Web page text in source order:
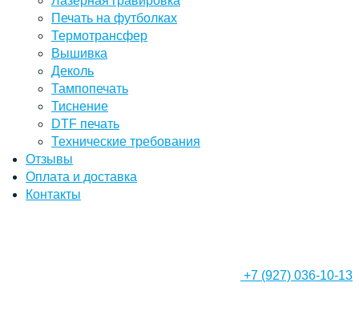
Печать на футболках
Термотрансфер
Вышивка
Деколь
Тампопечать
Тиснение
DTF печать
Технические требования
Отзывы
Оплата и доставка
Контакты
+7 (927) 036-10-13